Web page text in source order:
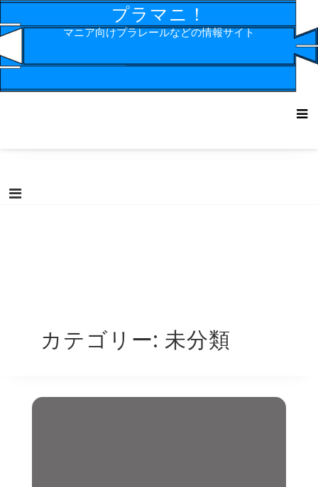
コ
ン
ン
ツ
プラマニ！
マニア向けプラレールなどの情報サイト
カテゴリー: 未分類